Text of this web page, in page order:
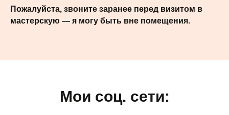
Пожалуйста, звоните заранее перед визитом в
мастерскую — я могу быть вне помещения.
Мои соц. сети: